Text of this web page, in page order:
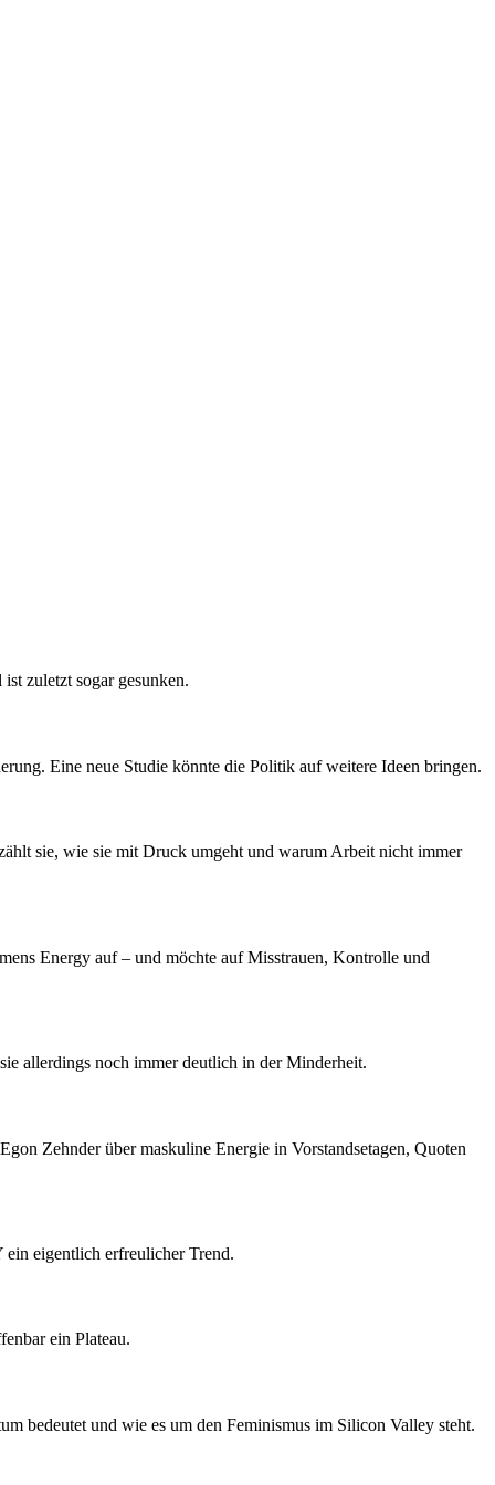
zuletzt sogar gesunken.
Eine neue Studie könnte die Politik auf weitere Ideen bringen.
sie, wie sie mit Druck umgeht und warum Arbeit nicht immer
Energy auf – und möchte auf Misstrauen, Kontrolle und
allerdings noch immer deutlich in der Minderheit.
Zehnder über maskuline Energie in Vorstandsetagen, Quoten
ein eigentlich erfreulicher Trend.
ein Plateau.
bedeutet und wie es um den Feminismus im Silicon Valley steht.